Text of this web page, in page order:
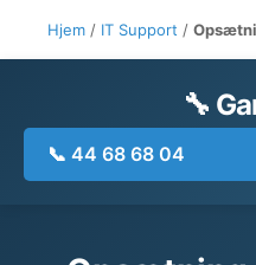
Hjem / IT Support /
🔧
📞 44 68 68 04